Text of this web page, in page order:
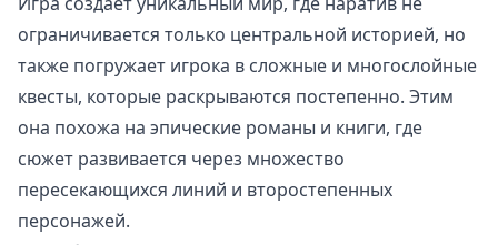
ограничивается только центральной историей, но
также погружает игрока в сложные и многослойные
квесты, которые раскрываются постепенно. Этим
она похожа на эпические романы и книги, где
сюжет развивается через множество
пересекающихся линий и второстепенных
персонажей.